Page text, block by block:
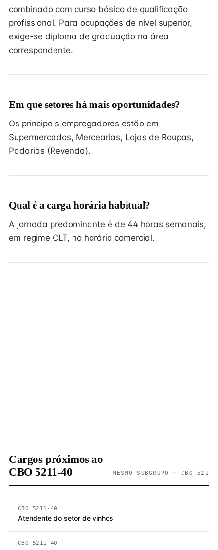
combinado com curso básico de qualificação
profissional. Para ocupações de nível superior,
exige-se diploma de graduação na área
correspondente.
Em que setores há mais oportunidades?
Os principais empregadores estão em
Supermercados, Mercearias, Lojas de Roupas,
Padarias (Revenda).
Qual é a carga horária habitual?
A jornada predominante é de 44 horas semanais,
em regime CLT, no horário comercial.
Cargos próximos ao
CBO 5211-40
MESMO SUBGRUPO · CBO 521
CBO 5211-40
Atendente do setor de vinhos
CBO 5211-40